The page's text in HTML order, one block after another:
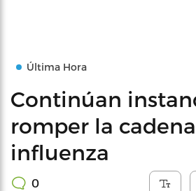
Última Hora
Continúan
romper la
influenza
0